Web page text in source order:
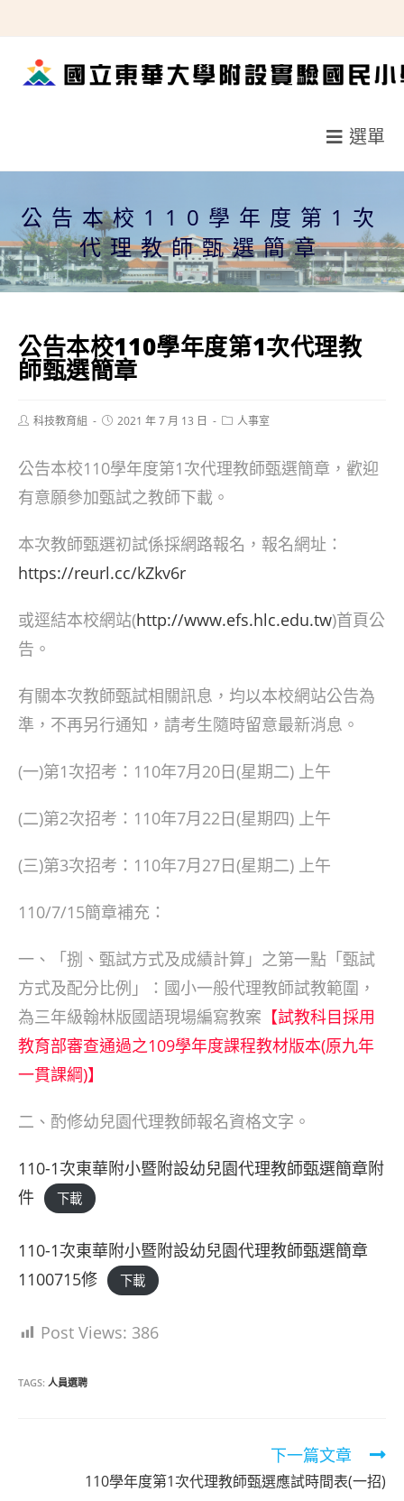
轉
選單
公告本校110學年度第1次
代理教師甄選簡章
公告本校110學年度第1次代理教
師甄選簡章
Post科技教育組
Post2021 年 7 月 13 日
Post人事室
公告本校110學年度第1次代理教師甄選簡章，歡迎
有意願參加甄試之教師下載。
本次教師甄選初試係採網路報名，報名網址：
https://reurl.cc/kZkv6r
或逕結本校網站(http://www.efs.hlc.edu.tw)首頁公
告。
有關本次教師甄試相關訊息，均以本校網站公告為
準，不再另行通知，請考生隨時留意最新消息。
(一)第1次招考：110年7月20日(星期二) 上午
(二)第2次招考：110年7月22日(星期四) 上午
(三)第3次招考：110年7月27日(星期二) 上午
110/7/15簡章補充：
一、「捌、甄試方式及成績計算」之第一點「甄試
方式及配分比例」：國小一般代理教師試教範圍，
為三年級翰林版國語現場編寫教案 【試教科目採用
教育部審查通過之109學年度課程教材版本(原九年
一貫課綱)】
二、酌修幼兒園代理教師報名資格文字。
110-1次東華附小暨附設幼兒園代理教師甄選簡章附
件
下載
110-1次東華附小暨附設幼兒園代理教師甄選簡章
1100715修
下載
Post Views: 386
TAGS: 人員選聘
more
下一篇文章
110學年度第1次代理教師甄選應試時間表(一招)